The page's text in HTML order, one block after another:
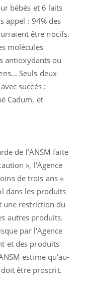
bébés et 6 laits
appel : 94% des
être nocifs.
molécules
antioxydants ou
Seuls deux
succès :
Cadum, et
de l’ANSM faite
», l'Agence
de trois ans «
dans les produits
une restriction du
autres produits.
par l'Agence
et des produits
estime qu’au-
être proscrit.